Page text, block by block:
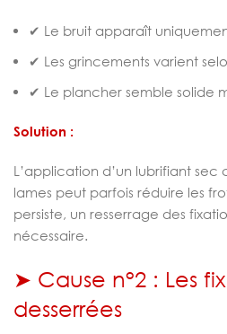
✔ Le bruit apparaît
✔ Les grincements varient
✔ Le plancher semble solide
Solution :
L’application d’un lubrifiant
lames peut parfois réduire les
persiste, un resserrage des
nécessaire.
➤ Cause n°2 : Les
desserrées